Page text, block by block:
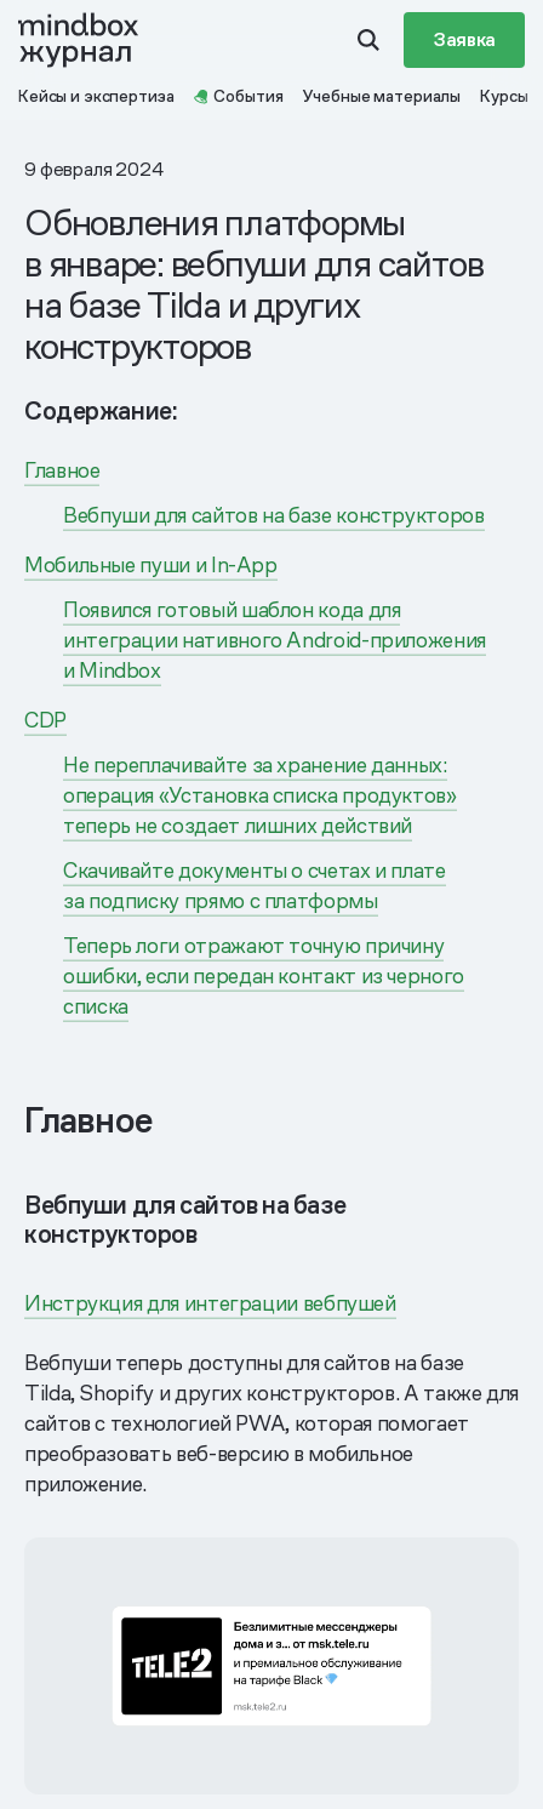
Заявка
Кейсы и экспертиза События Учебные материалы Курсы
9 февраля 2024
Обновления платформы
в январе: вебпуши для сайтов
на базе Tilda и других
конструкторов
Содержание:
Главное
Вебпуши для сайтов на базе конструкторов
Мобильные пуши и In-App
Появился готовый шаблон кода для
интеграции нативного Android-приложения
и Mindbox
CDP
Не переплачивайте за хранение данных:
операция «Установка списка продуктов»
теперь не создает лишних действий
Скачивайте документы о счетах и плате
за подписку прямо с платформы
Теперь логи отражают точную причину
ошибки, если передан контакт из черного
списка
Главное
Вебпуши для сайтов на базе
конструкторов
Инструкция для интеграции вебпушей
Вебпуши теперь доступны для сайтов на базе
Tilda, Shopify и других конструкторов. А также для
сайтов с технологией PWA, которая помогает
преобразовать веб-версию в мобильное
приложение.